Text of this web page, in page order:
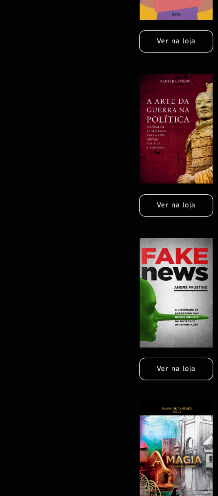
Ver na loja
Ver na loja
Ver na loja